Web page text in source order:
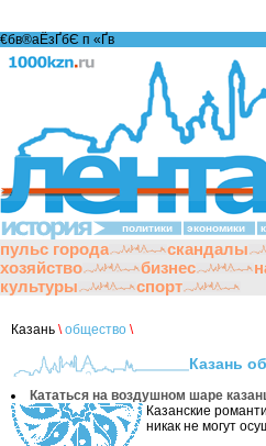
€бв®аЁзҐбЄ п «Ґ­в
политики экономики
пульс города скандалы
хозяйство
бизнес
культуры
спорт
Казань \ общество \
Казань
Кататься на воздушном шаре
Казанские
никак не могут